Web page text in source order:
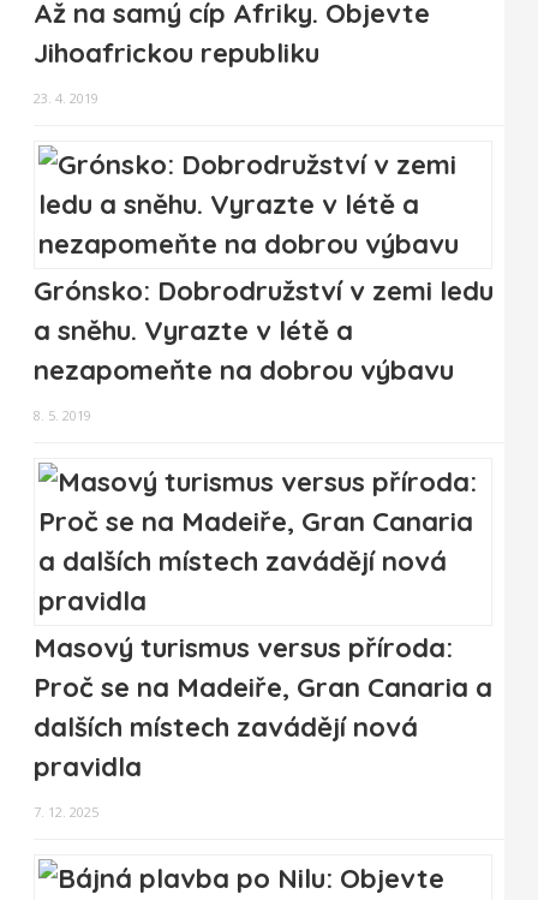
Až na samý cíp Afriky. Objevte
Jihoafrickou republiku
23. 4. 2019
Grónsko: Dobrodružství v zemi ledu
a sněhu. Vyrazte v létě a
nezapomeňte na dobrou výbavu
8. 5. 2019
Masový turismus versus příroda:
Proč se na Madeiře, Gran Canaria a
dalších místech zavádějí nová
pravidla
7. 12. 2025